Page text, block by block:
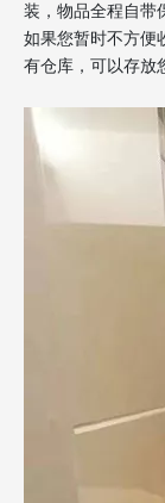
装，物品全程自带
如果您暂时不方便
有仓库，可以存放